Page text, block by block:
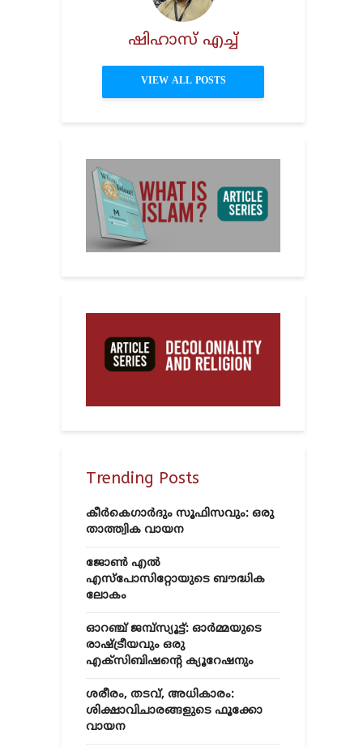
ഷിഹാസ് എച്ച്
VIEW ALL POSTS
Trending Posts
കീർകെഗാർദും സൂഫിസവും: ഒരു
താത്ത്വിക വായന
ജോൺ എൽ
എസ്‌പോസിറ്റോയുടെ ബൗദ്ധിക
ലോകം
ഓറഞ്ച് ജമ്പ്സ്യൂട്ട്: ഓർമ്മയുടെ
രാഷ്ട്രീയവും ഒരു
എക്സിബിഷന്റെ ക്യൂറേഷനും
ശരീരം, തടവ്, അധികാരം:
ശിക്ഷാവിചാരങ്ങളുടെ ഫൂക്കോ
വായന